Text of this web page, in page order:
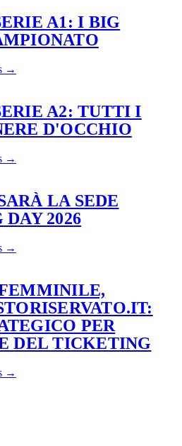
A1: I BIG
→
A2: TUTTI I
D'OCCHIO
→
LA SEDE
2026
→
PER
DEL TICKETING
→